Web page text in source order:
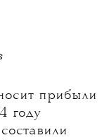
прибыли
году